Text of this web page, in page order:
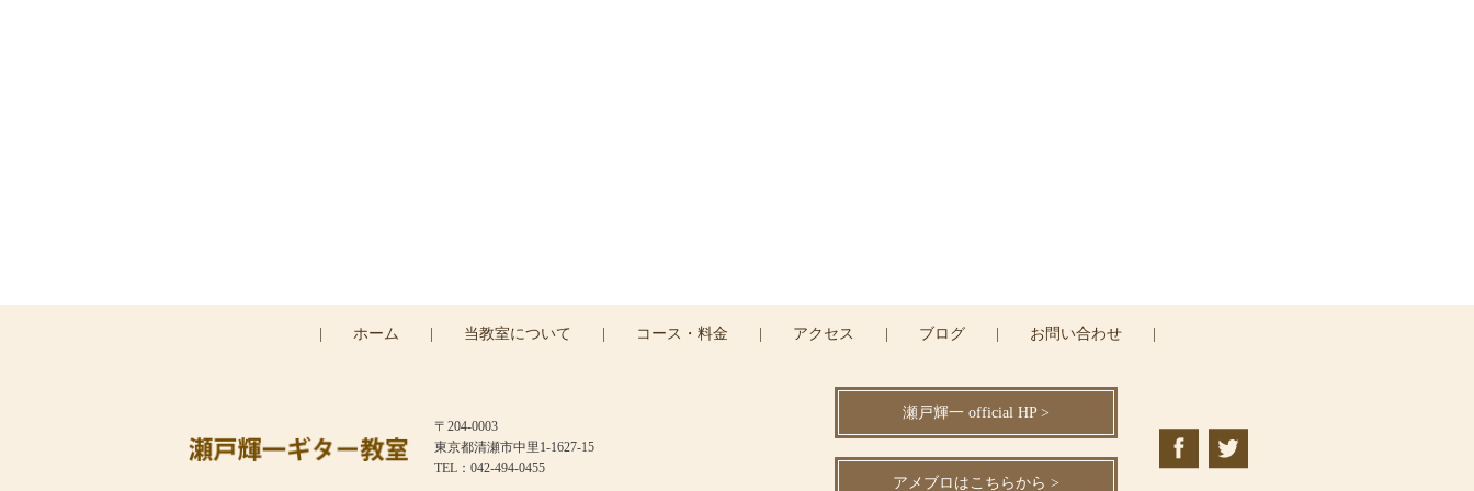
CONTACT >
ホーム 当教室について コース・料金 アクセス ブログ お問い合わせ
〒204-0003
東京都清瀬市中里1-1627-15
TEL：042-494-0455
瀬戸輝一 official HP >
アメブロはこちらから >